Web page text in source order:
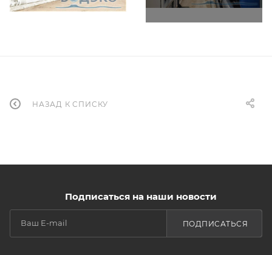
НАЗАД К СПИСКУ
Подписаться на наши новости
ПОДПИСАТЬСЯ